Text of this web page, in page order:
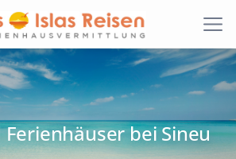
Ferienhäuser beiSineu